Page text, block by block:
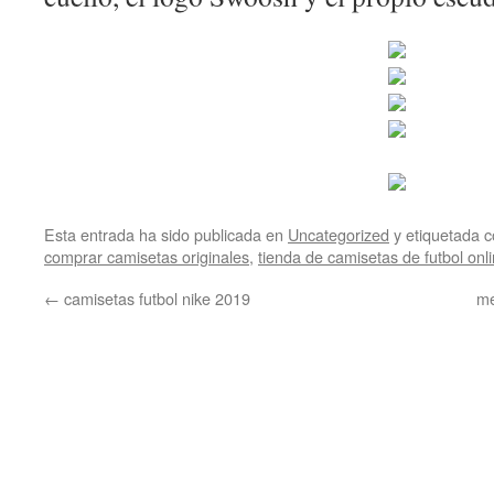
Esta entrada ha sido publicada en Uncategorized y etiquetada
comprar camisetas originales, tienda de camisetas de futbol
← camisetas futbol nike 2019